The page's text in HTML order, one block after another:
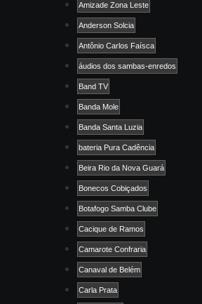
Amizade Zona Leste
Anderson Solcia
Antônio Carlos Faísca
áudios dos sambas-enredos
Band TV
Banda Mole
Banda Santa Luzia
bateria Pura Cadência
Beira Rio da Nova Guará
Bonecos Cobiçados
Botafogo Samba Clube
Cacique de Ramos
Camarote Confraria
Canaval de Belém
Carla Prata